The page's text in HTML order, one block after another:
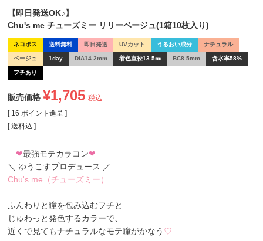
【即日発送OK♪】
Chu's me チューズミー リリーベージュ(1箱10枚入り)
ネコポス 送料無料 即日発送 UVカット うるおい成分 ナチュラル
ベージュ 1day DIA14.2mm 着色直径13.5㎜ BC8.5mm 含水率58%
フチあり
販売価格 ¥1,705 税込
[ 16 ポイント進呈 ]
送料込
❤最強モテカラコン❤
＼ ゆうこすプロデュース ／
Chu's me（チューズミー）
ふんわりと瞳を包み込むフチと
じゅわっと発色するカラーで、
近くで見てもナチュラルなモテ瞳がかなう ♡